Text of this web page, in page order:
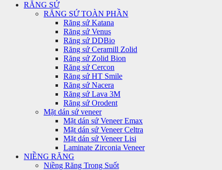
RĂNG SỨ
RĂNG SỨ TOÀN PHẦN
Răng sứ Katana
Răng sứ Venus
Răng sứ DDBio
Răng sứ Ceramill Zolid
Răng sứ Zolid Bion
Răng sứ Cercon
Răng sứ HT Smile
Răng sứ Nacera
Răng sứ Lava 3M
Răng sứ Orodent
Mặt dán sứ veneer
Mặt dán sứ Veneer Emax
Mặt dán sứ Veneer Celtra
Mặt dán sứ Veneer Lisi
Laminate Zirconia Veneer
NIỀNG RĂNG
Niềng Răng Trong Suốt